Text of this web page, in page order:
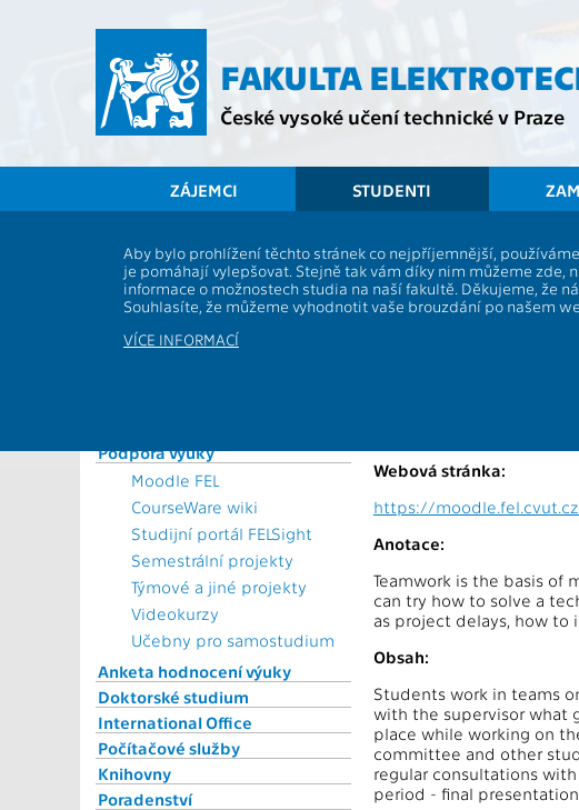
FAKULTA
České vysoké učení technické v Praze
ZÁJEMCI STUDENTI
Aby bylo prohlížení těchto stránek co nejpříjemnější,
je pomáhají vylepšovat. Stejně tak vám díky nim můžeme
informace o možnostech studia na naší fakultě. Děkujeme, že
Souhlasíte, že můžeme vyhodnotit vaše brouzdání po našem
VÍCE INFORMACÍ
Souhrnné informace
Vyhlášky a předpisy
Formuláře
Časový plán ak. roku
Podpora výuky
Moodle FEL
CourseWare wiki
Studijní portál FELSight
Semestrální projekty
Týmové a jiné projekty
Videokurzy
Učebny pro samostudium
Anketa hodnocení výuky
Doktorské studium
International Office
Počítačové služby
Knihovny
Poradenství
BE3MPVTY1
Role: P
Webová stránka:
https://
Anotace:
Teamwork is the basis of
can try how to solve a
as project delays, how to
Obsah:
Students work in teams
with the supervisor what
place while working on
committee and other
regular consultations
period - final